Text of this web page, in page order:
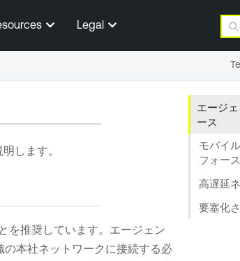
Legal
エージ
ース
モバイ
フォース
高遅延
要塞化
します。
を推奨しています。エージェン
の本社ネットワークに接続する必